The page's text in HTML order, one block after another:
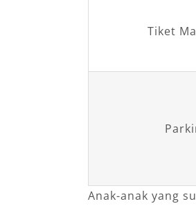
Tiket
Anak-anak yang